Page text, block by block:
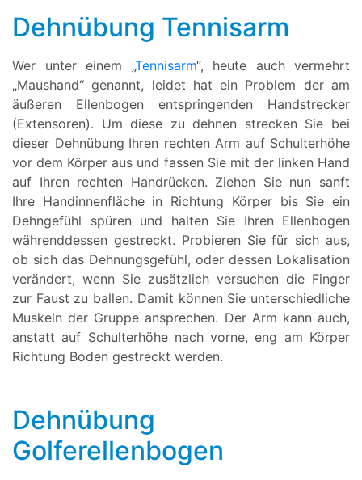
Dehnübung Tennisarm
Wer unter einem „Tennisarm“, heute auch vermehrt
„Maushand“ genannt, leidet hat ein Problem der am
äußeren Ellenbogen entspringenden Handstrecker
(Extensoren). Um diese zu dehnen strecken Sie bei
dieser Dehnübung Ihren rechten Arm auf Schulterhöhe
vor dem Körper aus und fassen Sie mit der linken Hand
auf Ihren rechten Handrücken. Ziehen Sie nun sanft
Ihre Handinnenfläche in Richtung Körper bis Sie ein
Dehngefühl spüren und halten Sie Ihren Ellenbogen
währenddessen gestreckt. Probieren Sie für sich aus,
ob sich das Dehnungsgefühl, oder dessen Lokalisation
verändert, wenn Sie zusätzlich versuchen die Finger
zur Faust zu ballen. Damit können Sie unterschiedliche
Muskeln der Gruppe ansprechen. Der Arm kann auch,
anstatt auf Schulterhöhe nach vorne, eng am Körper
Richtung Boden gestreckt werden.
Dehnübung
Golferellenbogen